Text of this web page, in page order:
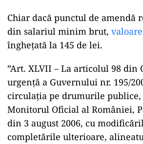
Chiar dacă punctul de amendă
din salariul minim brut,
înghețată la 145 de lei.
”Art. XLVII – La articolul 98 din
urgență a Guvernului nr. 195/
circulația pe drumurile
Monitorul Oficial al României,
din 3 august 2006, cu
completările ulterioare,